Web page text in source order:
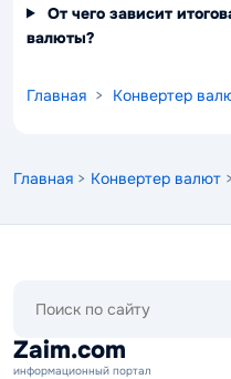
От чего зависит
валюты?
Главная > Конвертер
Главная > Конвертер валют >
сайту
Zaim.com
информационный портал